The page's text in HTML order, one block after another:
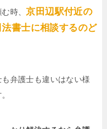
時、 京田辺駅付近の
書士に相談するのど
弁護士も違いはない様